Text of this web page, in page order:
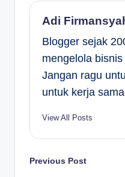
Adi
Blogger sejak
mengelola bisnis
Jangan ragu
untuk kerja
View All Posts
Post
Previous Post